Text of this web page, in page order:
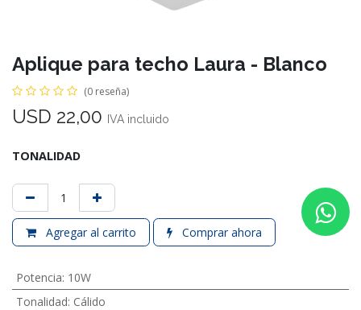
Aplique para techo Laura - Blanco
(0 reseña)
USD 22,00 IVA incluido
TONALIDAD
Agregar al carrito Comprar ahora
Potencia: 10W
Tonalidad: Cálido